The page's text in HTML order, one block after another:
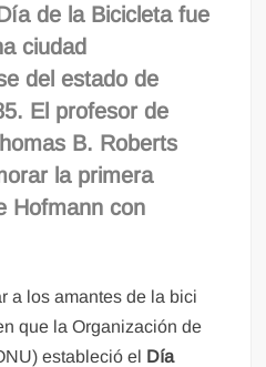
de la Bicicletafue
ciudad
del estado de
El profesor de
B. Roberts
la primera
Hofmann con
a los amantes de la bici
que la Organización de
estableció el Día